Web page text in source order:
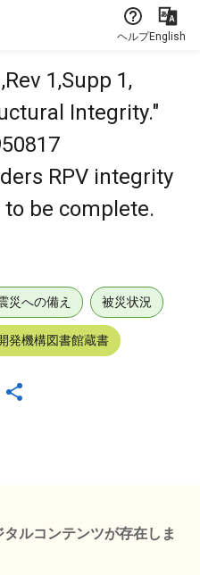
ヘルプEnglish
1,Supp 1,
Integrity."
RPV integrity
to be complete.
災への備え 被災状況
発機構図書館蔵書
ルコンテンツが存在しま